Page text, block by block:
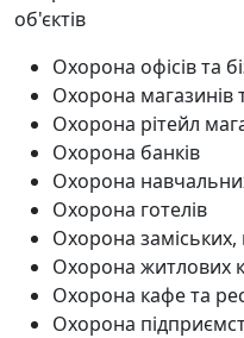
об'єктів
Охорона офісів та
Охорона магазинів
Охорона рітейл
Охорона банків
Охорона
Охорона готелів
Охорона заміських,
Охорона житлових
Охорона кафе та
Охорона